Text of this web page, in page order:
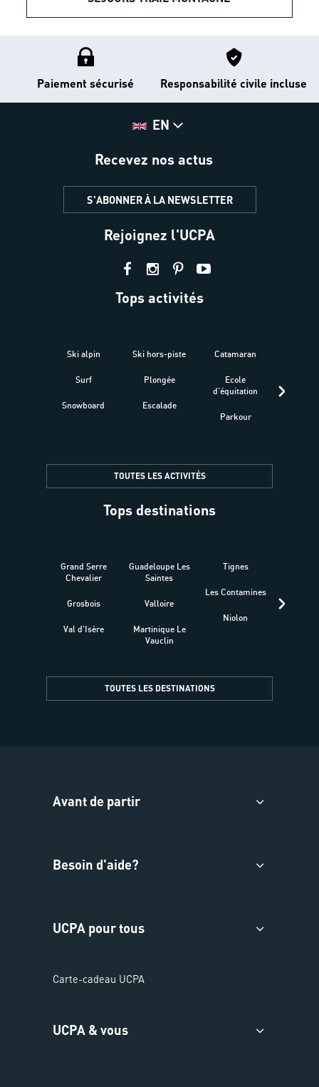
Paiement sécurisé Responsabilité civile incluse
EN
Recevez nos actus
S'ABONNER À LA NEWSLETTER
Rejoignez l'UCPA
Tops activités
Ski alpin
Surf
Snowboard
Ski hors-piste
Plongée
Escalade
Catamaran
Ecole
d'équitation
Parkour
TOUTES LES ACTIVITÉS
Tops destinations
Grand Serre
Chevalier
Grosbois
Val d'Isère
Guadeloupe Les
Saintes
Valloire
Martinique Le
Vauclin
Tignes
Les Contamines
Niolon
TOUTES LES DESTINATIONS
Avant de partir
Besoin d'aide?
UCPA pour tous
Carte-cadeau UCPA
UCPA & vous